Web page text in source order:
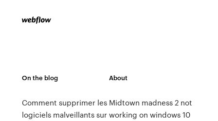
On the blog
Comment supprimer les
logiciels malveillants sur
About
Midtown madness 2 not
working on windows 10